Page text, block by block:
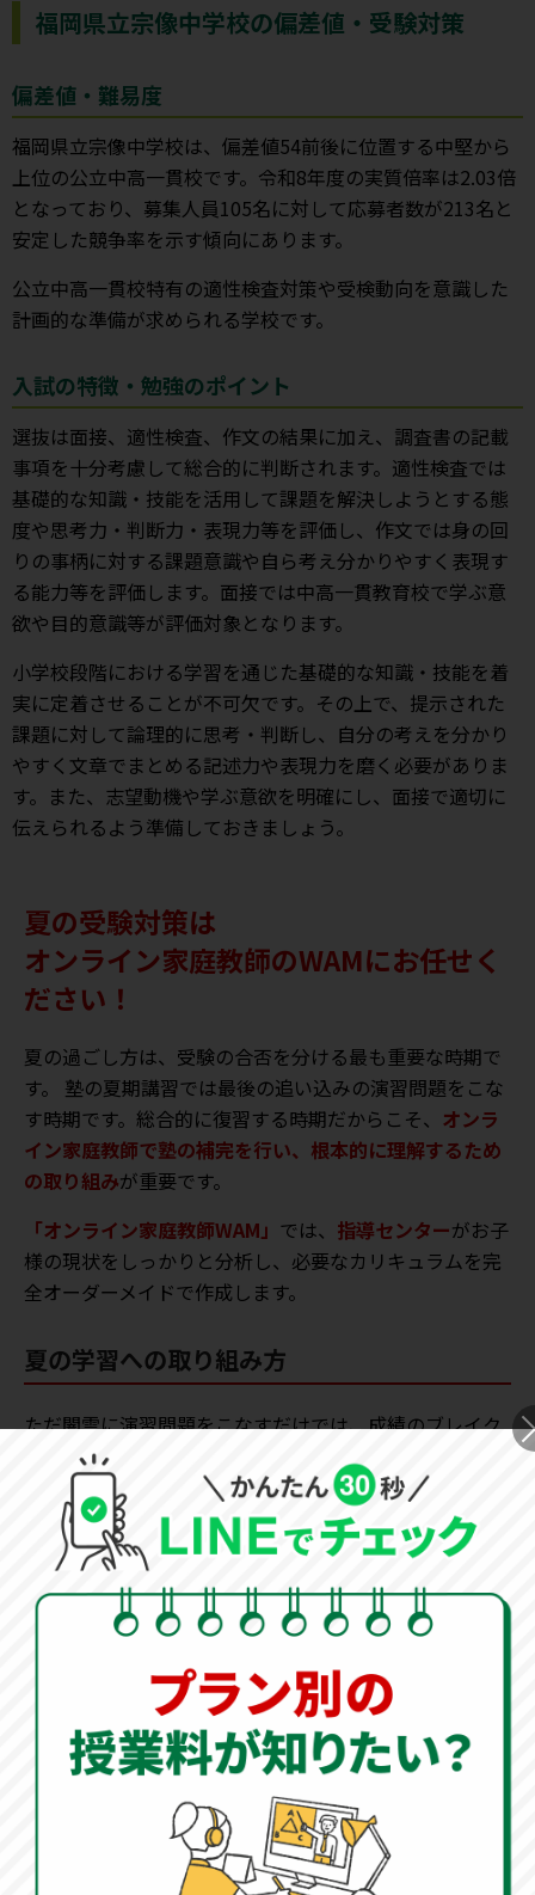
福岡県立宗像中学校の偏差値・受験対策
偏差値・難易度
福岡県立宗像中学校は、偏差値54前後に位置する中堅から
上位の公立中高一貫校です。令和8年度の実質倍率は2.03倍
となっており、募集人員105名に対して応募者数が213名と
安定した競争率を示す傾向にあります。
公立中高一貫校特有の適性検査対策や受検動向を意識した
計画的な準備が求められる学校です。
入試の特徴・勉強のポイント
選抜は面接、適性検査、作文の結果に加え、調査書の記載
事項を十分考慮して総合的に判断されます。適性検査では
基礎的な知識・技能を活用して課題を解決しようとする態
度や思考力・判断力・表現力等を評価し、作文では身の回
りの事柄に対する課題意識や自ら考え分かりやすく表現す
る能力等を評価します。面接では中高一貫教育校で学ぶ意
欲や目的意識等が評価対象となります。
小学校段階における学習を通じた基礎的な知識・技能を着
実に定着させることが不可欠です。その上で、提示された
課題に対して論理的に思考・判断し、自分の考えを分かり
やすく文章でまとめる記述力や表現力を磨く必要がありま
す。また、志望動機や学ぶ意欲を明確にし、面接で適切に
伝えられるよう準備しておきましょう。
夏の受験対策は
オンライン家庭教師のWAMにお任せく
ださい！
夏の過ごし方は、受験の合否を分ける最も重要な時期で
す。 塾の夏期講習では最後の追い込みの演習問題をこな
す時期です。総合的に復習する時期だからこそ、 オンラ
イン家庭教師で塾の補完を行い、根本的に理解するため
の取り組みが重要です。
「オンライン家庭教師WAM」 では、 指導センターがお子
様の現状をしっかりと分析し、必要なカリキュラムを完
全オーダーメイドで作成します。
夏の学習への取り組み方
ただ闇雲に演習問題をこなすだけでは、成績のブレイク
スルーは生まれません。
問題量をこなすことは塾や宿題
に任せ、オンライン家庭教師のWAMでは「根本的にどの
ように解けばいいのか」という本質を指導
します。
解き方のアプローチを知るだけで、今後の成績は大きく
変わってきます。
オンライン家庭教師
500円キャンペーン実施中